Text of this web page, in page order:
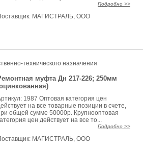
Подробно >>
МАГИСТРАЛЬ, ООО
технического назначения
муфта Дн 217-226; 250мм
1987 Оптовая категория цен
на все товарные позиции в счете,
общей сумме 50000р. Крупнооптовая
цен действует на все то...
Подробно >>
МАГИСТРАЛЬ, ООО